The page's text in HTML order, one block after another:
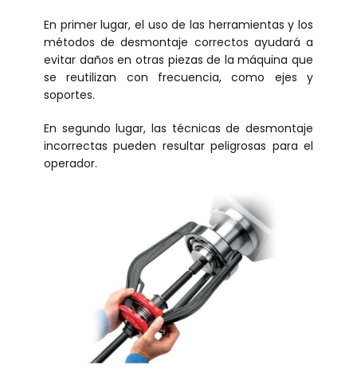
En primer lugar, el uso de las herramientas y los
métodos de desmontaje correctos ayudará a
evitar daños en otras piezas de la máquina que
se reutilizan con frecuencia, como ejes y
soportes.
En segundo lugar, las técnicas de desmontaje
incorrectas pueden resultar peligrosas para el
operador.